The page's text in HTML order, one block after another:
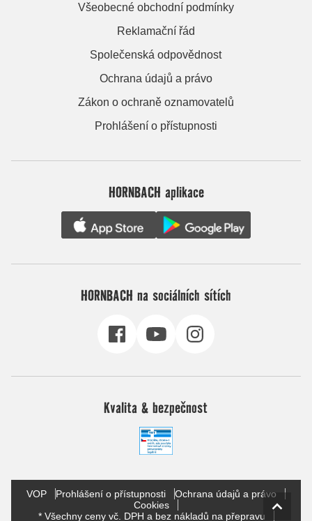
Všeobecné obchodní podmínky
Reklamační řád
Společenská odpovědnost
Ochrana údajů a právo
Zákon o ochraně oznamovatelů
Prohlášení o přístupnosti
HORNBACH aplikace
HORNBACH na sociálních sítích
Kvalita & bezpečnost
VOP Prohlášení o přístupnosti
Ochrana údajů a právo
Cookies
* Všechny ceny vč. DPH a bez nákladů na přepravu